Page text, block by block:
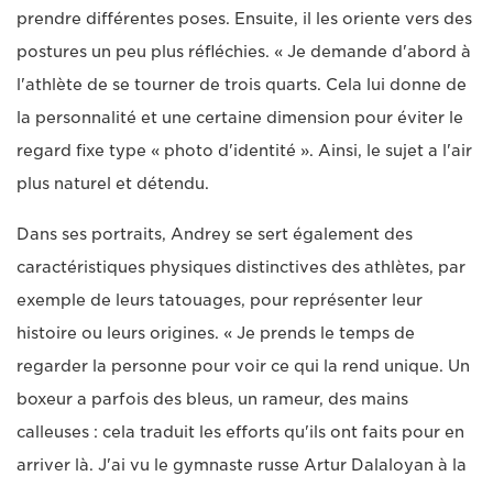
prendre différentes poses. Ensuite, il les oriente vers des
postures un peu plus réfléchies. « Je demande d'abord à
l'athlète de se tourner de trois quarts. Cela lui donne de
la personnalité et une certaine dimension pour éviter le
regard fixe type « photo d'identité ». Ainsi, le sujet a l'air
plus naturel et détendu.
Dans ses portraits, Andrey se sert également des
caractéristiques physiques distinctives des athlètes, par
exemple de leurs tatouages, pour représenter leur
histoire ou leurs origines. « Je prends le temps de
regarder la personne pour voir ce qui la rend unique. Un
boxeur a parfois des bleus, un rameur, des mains
calleuses : cela traduit les efforts qu'ils ont faits pour en
arriver là. J'ai vu le gymnaste russe Artur Dalaloyan à la